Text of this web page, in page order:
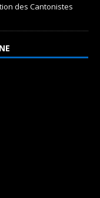
des Cantonistes